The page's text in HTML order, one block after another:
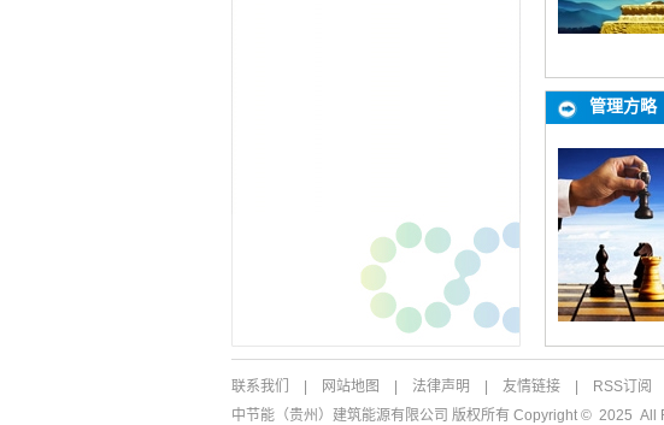
管理方略
联系我们 网站地图 法律声明 友情链接
RSS订阅
中节能（贵州）建筑能源有限公司 版权所有 Copyright © 2025 All